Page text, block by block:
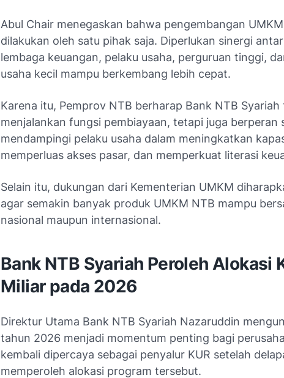
Abul Chair menegaskan bahwa pengembangan
dilakukan oleh satu pihak saja. Diperlukan sinergi
lembaga keuangan, pelaku usaha, perguruan tinggi,
usaha kecil mampu berkembang lebih cepat.
Karena itu, Pemprov NTB berharap Bank NTB Syariah
menjalankan fungsi pembiayaan, tetapi juga berperan
mendampingi pelaku usaha dalam meningkatkan
memperluas akses pasar, dan memperkuat literasi
Selain itu, dukungan dari Kementerian UMKM
agar semakin banyak produk UMKM NTB mampu
nasional maupun internasional.
Bank NTB Syariah Peroleh Alokasi
Miliar pada 2026
Direktur Utama Bank NTB Syariah Nazaruddin
tahun 2026 menjadi momentum penting bagi
kembali dipercaya sebagai penyalur KUR setelah
memperoleh alokasi program tersebut.